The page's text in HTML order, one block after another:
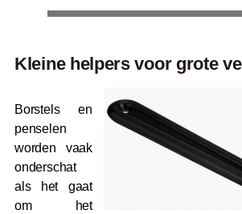
Kleine helpers voor grote
Borstels en
penselen
worden vaak
onderschat
als het gaat
om het